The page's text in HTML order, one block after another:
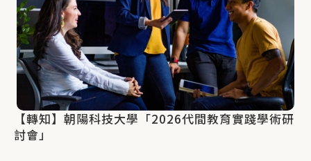
【轉知】朝陽科技大學「2026代間教育實踐學術研
討會」